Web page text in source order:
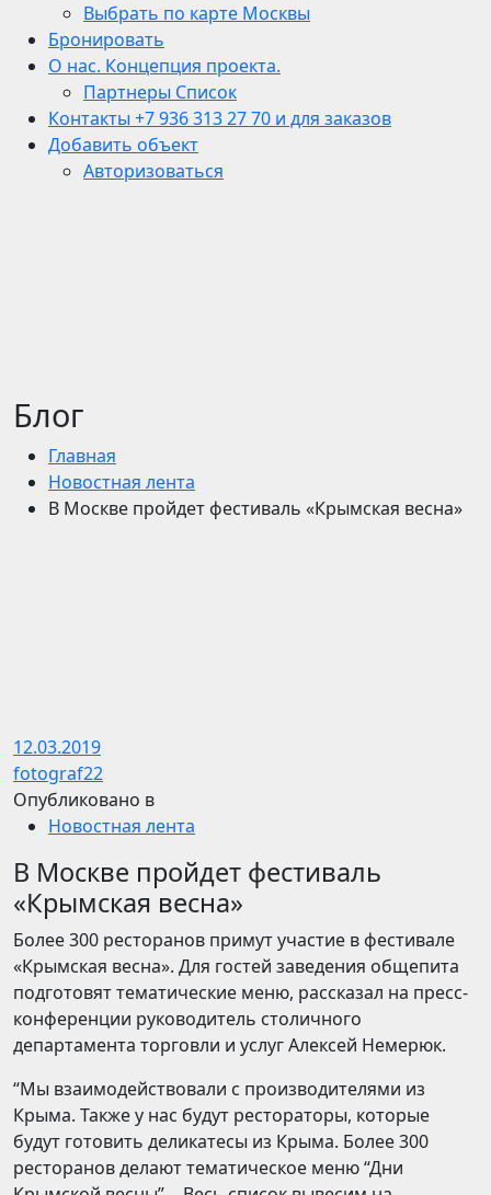
Выбрать по карте Москвы
Бронировать
О нас. Концепция проекта.
Партнеры Список
Контакты +7 936 313 27 70 и для заказов
Добавить объект
Авторизоваться
Блог
Главная
Новостная лента
В Москве пройдет фестиваль «Крымская весна»
12.03.2019
fotograf22
Опубликовано в
Новостная лента
В Москве пройдет фестиваль
«Крымская весна»
Более 300 ресторанов примут участие в фестивале
«Крымская весна». Для гостей заведения общепита
подготовят тематические меню, рассказал на пресс-
конференции руководитель столичного
департамента торговли и услуг Алексей Немерюк.
“Мы взаимодействовали с производителями из
Крыма. Также у нас будут рестораторы, которые
будут готовить деликатесы из Крыма. Более 300
ресторанов делают тематическое меню “Дни